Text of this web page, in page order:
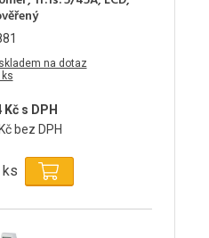
na dotaz
Kč s DPH
bez DPH
ks